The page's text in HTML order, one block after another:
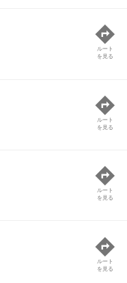
ルート
を見る
ルート
を見る
ルート
を見る
ルート
を見る